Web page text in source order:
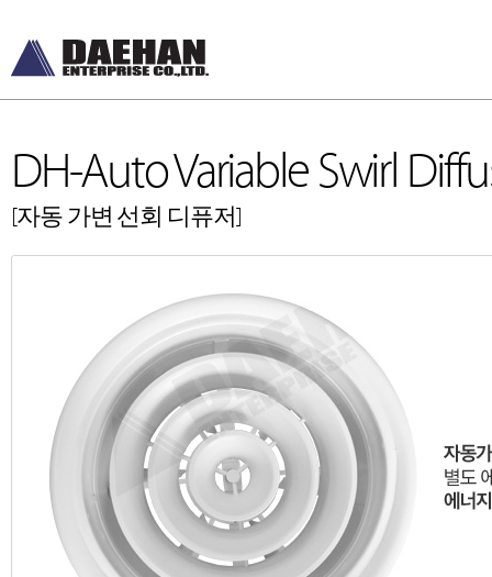
DH-Auto Variable Swirl
[자동 가변 선회 디퓨저]
DH-Diffusers
[디퓨저]
DH-Dampers
[댐퍼]
Grilles and Louvers
[그릴, 루버]
ETC , Accessories
[악세서리]